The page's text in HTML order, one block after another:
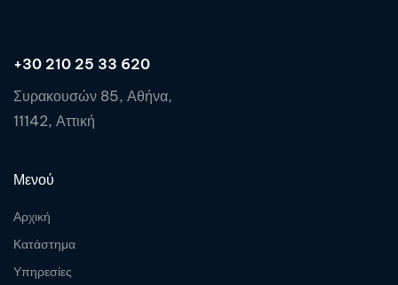
+30 210 25 33 620
Συρακουσών 85, Αθήνα,
11142, Αττική
Μενού
Αρχική
Κατάστημα
Υπηρεσίες